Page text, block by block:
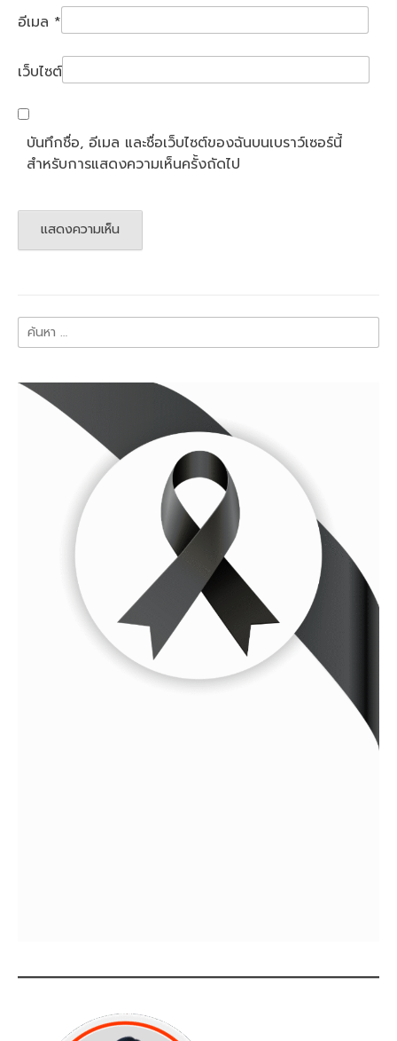
อีเมล *
เว็บไซต์
บันทึกชื่อ, อีเมล และชื่อเว็บไซต์ของฉันบนเบราว์เซอร์นี้
สำหรับการแสดงความเห็นครั้งถัดไป
ค้นหา
สำหรับ: